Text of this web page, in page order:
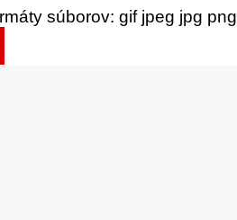
súborov: gif jpeg jpg png